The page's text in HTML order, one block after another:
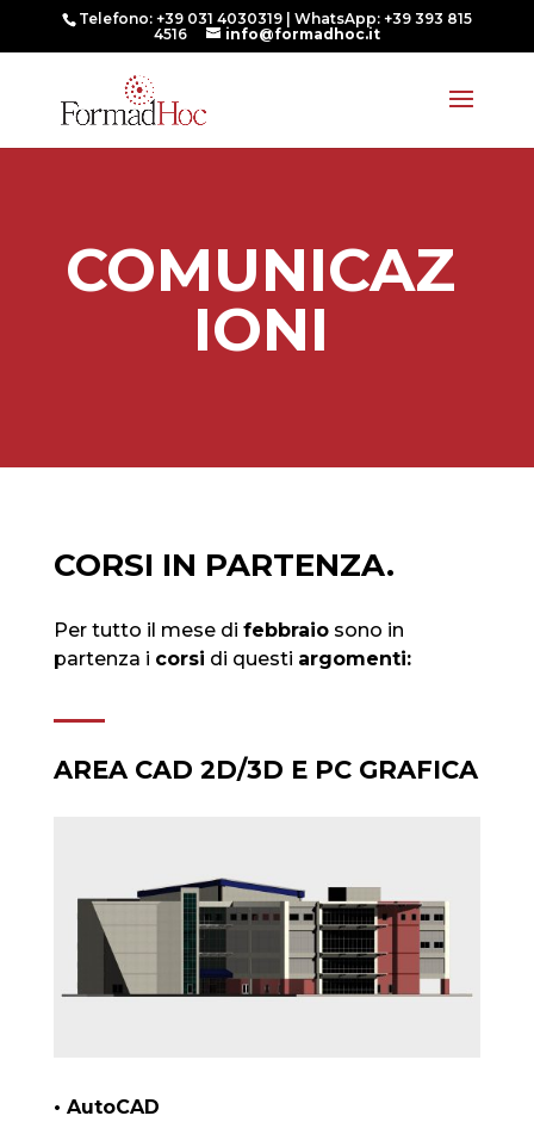
Telefono: +39 031 4030319 | WhatsApp: +39 393 815
4516
info@formadhoc.it
COMUNICAZ
IONI
CORSI IN PARTENZA.
Per tutto il mese di febbraiosono in
partenza i corsi di questi argomenti:
AREA CAD 2D/3D E PC GRAFICA
• AutoCAD